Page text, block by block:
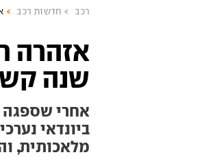
רכב חדשות רכב
שנה
אחרי שספגה
ביונדאי
מלאכותית,